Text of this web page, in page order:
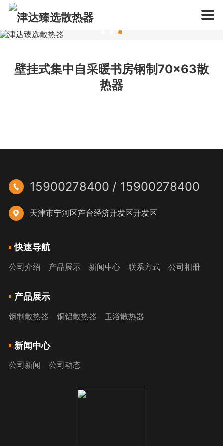
钢制散热器 铜铝散热器
产品展示
壁挂式集中自采暖书房钢制70×63散
热器
 15900278400 / 15900278400
 天津市宁河区芦台经济开发区开发区
快速导航
公司介绍 产品展示 新闻中心 联系方式 公司相册
产品展示
钢制散热器 铜铝散热器 卫浴散热器
新闻中心
公司新闻 公司动态